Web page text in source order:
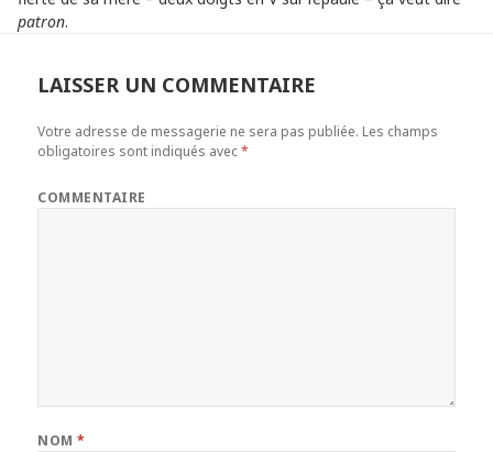
patron.
LAISSER UN COMMENTAIRE
Votre adresse de messagerie ne sera pas publiée. Les champs
obligatoires sont indiqués avec*
COMMENTAIRE
NOM*